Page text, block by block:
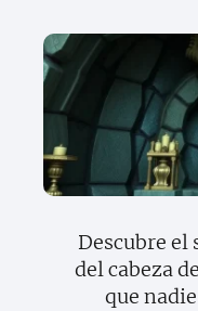
Descubre el
del cabeza
que